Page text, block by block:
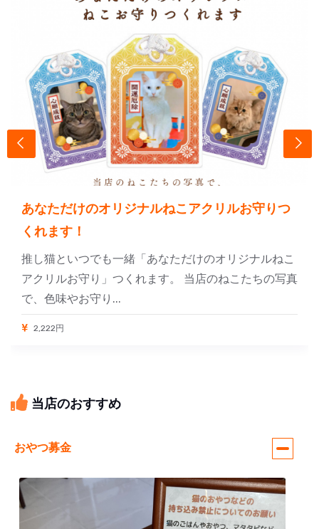
あなただけのオリジナルねこアクリルお守りつ
くれます！
推し猫といつでも一緒「あなただけのオリジナルねこ
アクリルお守り」つくれます。 当店のねこたちの写真
で、色味やお守り...
2,222円
当店のおすすめ
おやつ募金